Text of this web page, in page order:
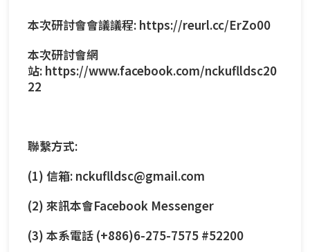
本次研討會會議議程: https://reurl.cc/ErZo00
本次研討會網
站: https://www.facebook.com/nckuflldsc20
22
聯繫方式:
(1) 信箱: nckuflldsc@gmail.com
(2) 來訊本會Facebook Messenger
(3) 本系電話 (+886)6-275-7575 #52200